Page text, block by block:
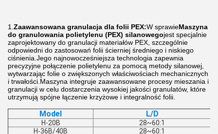
1. Zaawansowana granulacja dla folii PEX:W sprawieMaszyna
do granulowania polietylenu (PEX) silanowegojest specjalnie
zaprojektowany do granulacji materiałów PEX, szczególnie
odpowiedni do zastosowań folii ścierniej średniego i niskiego
ciśnienia.Jego najnowocześniejsza technologia zapewnia
precyzyjne połączenie polietylenu za pomocą metody silanowej,
wytwarzając folie o zwiększonych właściwościach mechanicznych
i trwałości.Maszyna integruje zaawansowane procesy mieszania i
granulacji w celu dostarczenia wysokiej jakości granulatów, które
utrzymują spójne łączenie krzyżowe i integralność folii.
Model L/D
H-20B
28~60:1
H-36B/40B
28~60:1